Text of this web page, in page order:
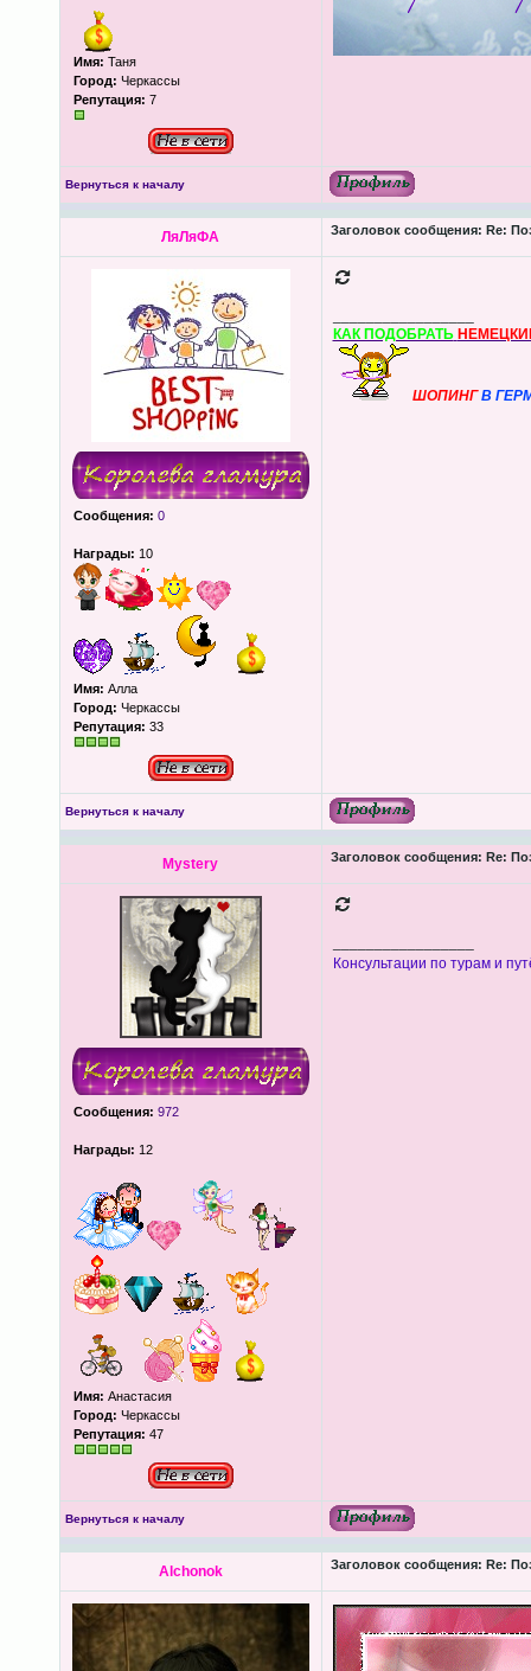
Имя: Таня
Город: Черкассы
Репутация: 7
Вернуться к началу
ЛяЛяФА Заголовок сообщения: Re:
Сообщения: 0
Награды: 10
Имя: Алла
Город: Черкассы
Репутация: 33
КАК ПОДОБРАТЬ
ШОПИНГВ
Вернуться к началу
Mystery Заголовок сообщения: Re:
Сообщения: 972
Награды: 12
Имя: Анастасия
Город: Черкассы
Репутация: 47
Консультации по турам и
Вернуться к началу
Alchonok Заголовок сообщения: Re: